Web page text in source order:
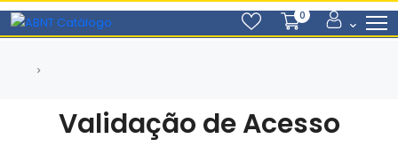
0
Validação de Acesso